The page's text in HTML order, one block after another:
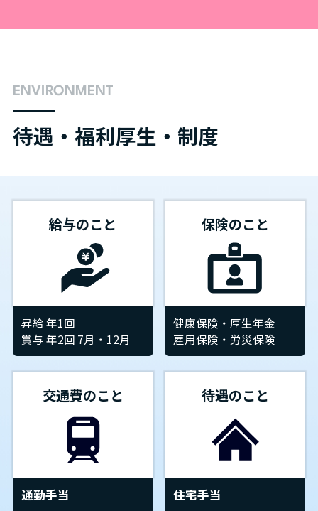
ENVIRONMENT
待遇・福利厚生・制度
給与のこと
昇給 年1回
賞与 年2回 7月・12月
保険のこと
健康保険・厚生年金
雇用保険・労災保険
交通費のこと
通勤手当
待遇のこと
住宅手当